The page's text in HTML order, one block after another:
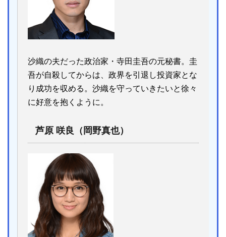
沙織の夫だった政治家・寺田圭吾の元秘書。圭
吾が自殺してからは、政界を引退し投資家とな
り成功を収める。沙織を守っていきたいと徐々
に好意を抱くように。
芦原 咲良（岡野真也）